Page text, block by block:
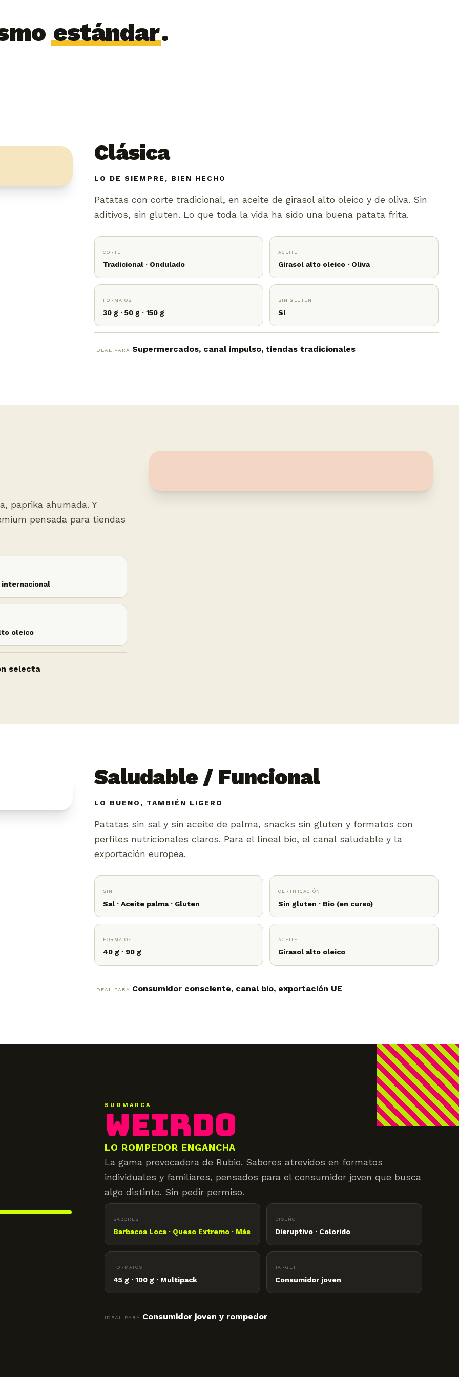
estándar.
Clásica
LO DE SIEMPRE, BIEN HECHO
Patatas con corte tradicional, en aceite de girasol alto oleico y de oliva. Sin
aditivos, sin gluten. Lo que toda la vida ha sido una buena patata frita.
CORTE
Tradicional · Ondulado
ACEITE
Girasol alto oleico · Oliva
FORMATOS
30 g · 50 g · 150 g
SIN GLUTEN
Sí
IDEAL PARA:Supermercados, canal impulso, tiendas tradicionales
paprika ahumada. Y
pensada para tiendas
internacional
oleico
selecta
Saludable / Funcional
LO BUENO, TAMBIÉN LIGERO
Patatas sin sal y sin aceite de palma, snacks sin gluten y formatos con
perfiles nutricionales claros. Para el lineal bio, el canal saludable y la
exportación europea.
SIN
Sal · Aceite palma · Gluten
CERTIFICACIÓN
Sin gluten · Bio (en curso)
FORMATOS
40 g · 90 g
ACEITE
Girasol alto oleico
IDEAL PARA: Consumidor consciente, canal bio, exportación UE
SUBMARCA
WEIRDO
LO ROMPEDOR ENGANCHA
La gama provocadora de Rubio. Sabores atrevidos en formatos
individuales y familiares, pensados para el consumidor joven que busca
algo distinto. Sin pedir permiso.
SABORES
Barbacoa Loca · Queso Extremo · Más
DISEÑO
Disruptivo · Colorido
FORMATOS
45 g · 100 g · Multipack
TARGET
Consumidor joven
IDEAL PARA: Consumidor joven y rompedor